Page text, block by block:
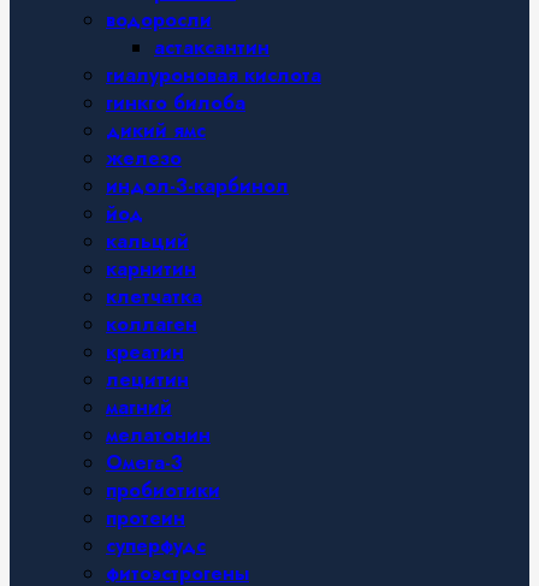
водоросли
астаксантин
гиалуроновая кислота
гинкго билоба
дикий ямс
железо
индол-3-карбинол
йод
кальций
карнитин
клетчатка
коллаген
креатин
лецитин
магний
мелатонин
Омега-3
пробиотики
протеин
суперфудс
фитоэстрогены